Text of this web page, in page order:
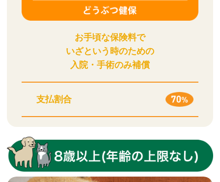
お手頃な保険料で
いざという時のための
入院・手術のみ補償
支払割合